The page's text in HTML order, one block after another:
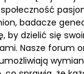
badacze
by dzielić się
Nasze forum